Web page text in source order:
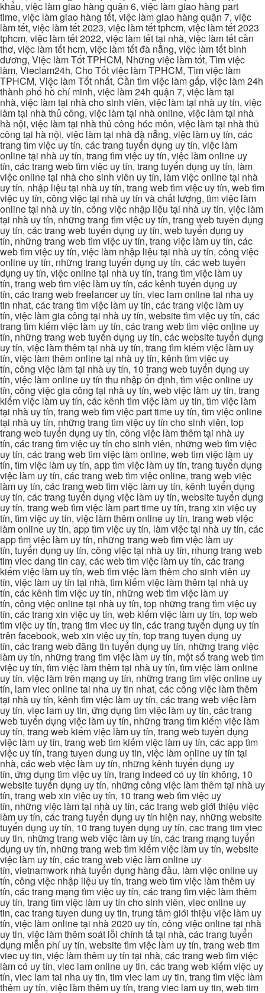
khẩu, việc làm giao hàng quận 6, việc làm giao hàng part
time, việc làm giao hàng tết, việc làm giao hàng quận 7, việc
làm tết, việc làm tết 2023, việc làm tết tphcm, việc làm tết 2023
tphcm, việc làm tết 2022, việc làm tết tại nhà, việc làm tết cần
thơ, việc làm tết hcm, việc làm tết đà nẵng, việc làm tết bình
dương, Việc làm Tốt TPHCM, Những việc làm tốt, Tìm việc
làm, Vieclam24h, Cho Tốt việc làm TPHCM, Tìm việc làm
TPHCM, Việc làm Tốt nhất, Cần tìm việc làm gấp, việc làm 24h
thành phố hồ chí minh, việc làm 24h quận 7, việc làm tại
nhà, việc làm tại nhà cho sinh viên, việc làm tại nhà uy tín, việc
làm tại nhà thủ công, việc làm tại nhà online, việc làm tại nhà
hà nội, việc làm tại nhà thủ công hóc môn, việc làm tại nhà thủ
công tại hà nội, việc làm tại nhà đà nẵng, việc làm uy tín, các
trang tìm việc uy tín, các trang tuyển dụng uy tín, việc làm
online tại nhà uy tín, trang tìm việc uy tín, việc làm online uy
tín, các trang web tìm việc uy tín, trang tuyển dụng uy tín, làm
việc online tại nhà cho sinh viên uy tín, làm việc online tại nhà
uy tín, nhập liệu tại nhà uy tín, trang web tìm việc uy tín, web tìm
việc uy tín, công việc tại nhà uy tín và chất lượng, tìm việc làm
online tại nhà uy tín, công việc nhập liệu tại nhà uy tín, việc làm
tại nhà uy tín, những trang tìm việc uy tín, trang web tuyển dụng
uy tín, các trang web tuyển dụng uy tín, web tuyển dụng uy
tín, những trang web tìm việc uy tín, trang việc làm uy tín, các
web tìm việc uy tín, việc làm nhập liệu tại nhà uy tín, công việc
online uy tín, những trang tuyển dụng uy tín, các web tuyển
dụng uy tín, việc online tại nhà uy tín, trang tìm việc làm uy
tín, trang web tìm việc làm uy tín, các kênh tuyển dụng uy
tín, các trang web freelancer uy tín, viec lam online tai nha uy
tin nhat, các trang tìm việc làm uy tín, các trang việc làm uy
tín, việc làm gia công tại nhà uy tín, website tìm việc uy tín, các
trang tìm kiếm việc làm uy tín, các trang web tìm việc online uy
tín, những trang web tuyển dụng uy tín, các website tuyển dụng
uy tín, việc làm thêm tại nhà uy tín, trang tìm kiếm việc làm uy
tín, việc làm thêm online tại nhà uy tín, kênh tìm việc uy
tín, công việc làm tại nhà uy tín, 10 trang web tuyển dụng uy
tín, việc làm online uy tín thu nhập ổn định, tìm việc online uy
tín, công việc gia công tại nhà uy tín, web việc làm uy tín, trang
kiếm việc làm uy tín, các kênh tìm việc làm uy tín, tìm việc làm
tại nhà uy tín, trang web tìm việc part time uy tín, tìm việc online
tại nhà uy tín, những trang tìm việc uy tín cho sinh viên, top
trang web tuyển dụng uy tín, công việc làm thêm tại nhà uy
tín, các trang tìm việc uy tín cho sinh viên, những web tìm việc
uy tín, các trang web tìm việc làm online, web tìm việc làm uy
tín, tìm việc làm uy tín, app tìm việc làm uy tín, trang tuyển dụng
việc làm uy tín, các trang web tìm việc online, trang web việc
làm uy tín, các trang web tìm việc làm uy tín, kênh tuyển dụng
uy tín, các trang tuyển dụng việc làm uy tín, website tuyển dụng
uy tín, trang web tìm việc làm part time uy tín, trang xin việc uy
tín, tìm việc uy tín, việc làm thêm online uy tín, trang web việc
làm online uy tín, app tìm việc uy tín, làm việc tại nhà uy tín, các
app tìm việc làm uy tín, những trang web tìm việc làm uy
tín, tuyển dụng uy tín, công việc tại nhà uy tín, nhung trang web
tim viec dang tin cay, các web tìm việc làm uy tín, các trang
kiếm việc làm uy tín, web tìm việc làm thêm cho sinh viên uy
tín, việc làm uy tín tại nhà, tìm kiếm việc làm thêm tại nhà uy
tín, các kênh tìm việc uy tín, những web tìm việc làm uy
tín, công việc online tại nhà uy tín, top những trang tìm việc uy
tín, các trang xin việc uy tín, web kiếm việc làm uy tín, top web
tìm việc uy tín, trang tim viec uy tin, các trang tuyển dụng uy tín
trên facebook, web xin việc uy tín, top trang tuyển dụng uy
tín, các trang web đăng tin tuyển dụng uy tín, những trang việc
làm uy tín, những trang tìm việc làm uy tín, một số trang web tìm
việc uy tín, tìm việc làm thêm tại nhà uy tín, tìm việc làm online
uy tín, việc làm trên mạng uy tín, những trang tìm việc online uy
tín, lam viec online tai nha uy tin nhat, các công việc làm thêm
tại nhà uy tín, kênh tìm việc làm uy tín, các trang web việc làm
uy tín, viec lam uy tin, ứng dụng tìm việc làm uy tín, các trang
web tuyển dụng việc làm uy tín, những trang tìm kiếm việc làm
uy tín, trang web kiếm việc làm uy tín, trang web tuyển dụng
việc làm uy tín, trang web tìm kiếm việc làm uy tín, các app tìm
việc uy tín, trang tuyen dung uy tin, việc làm online uy tín tại
nhà, các web việc làm uy tín, những kênh tuyển dụng uy
tín, ứng dụng tìm việc uy tín, trang indeed có uy tín không, 10
website tuyển dụng uy tín, những công việc làm thêm tại nhà uy
tín, trang web xin việc uy tín, 10 trang web tìm việc uy
tín, những việc làm tại nhà uy tín, các trang web giới thiệu việc
làm uy tín, các trang tuyển dụng uy tín hiện nay, những website
tuyển dụng uy tín, 10 trang tuyển dụng uy tín, cac trang tim viec
uy tin, những trang web việc làm uy tín, các trang mạng tuyển
dụng uy tín, những trang web tìm kiếm việc làm uy tín, website
việc làm uy tín, các trang web việc làm online uy
tín, vietnamwork nhà tuyển dụng hàng đầu, làm việc online uy
tín, công việc nhập liệu uy tín, trang web tìm việc làm thêm uy
tín, các trang mạng tìm việc uy tín, các trang tìm việc làm thêm
uy tín, trang tìm việc làm uy tín cho sinh viên, viec online uy
tin, cac trang tuyen dung uy tin, trung tâm giới thiệu việc làm uy
tín, việc làm online tại nhà 2020 uy tín, công việc online tại nhà
uy tin, việc làm thêm soát lỗi chính tả tại nhà, các trang tuyển
dụng miễn phí uy tín, website tìm việc làm uy tín, trang web tim
viec uy tin, việc làm thêm uy tín tại nhà, các trang web tìm việc
làm có uy tín, viec lam online uy tin, các trang web kiếm việc uy
tín, viec lam tai nha uy tin, tim viec lam uy tin, trang tìm việc làm
thêm uy tín, việc làm thêm uy tín, trang viec lam uy tin, web tim